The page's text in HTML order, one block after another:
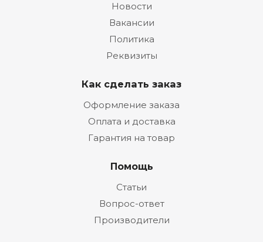
Новости
Вакансии
Политика
Реквизиты
Как сделать заказ
Оформление заказа
Оплата и доставка
Гарантия на товар
Помощь
Статьи
Вопрос-ответ
Производители